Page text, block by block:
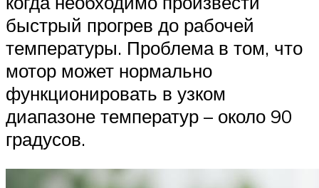
быстрый прогрев до рабочей
температуры. Проблема в том, что
мотор может нормально
функционировать в узком
диапазоне температур – около 90
градусов.